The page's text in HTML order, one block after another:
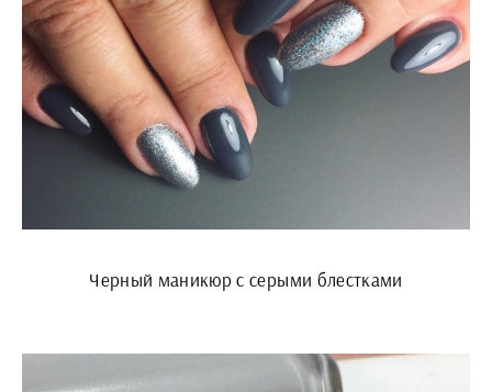
Черный маникюр с серыми блестками